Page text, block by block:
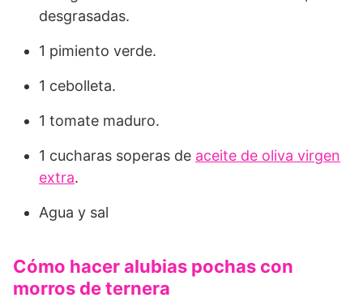
desgrasadas.
1 pimiento verde.
1 cebolleta.
1 tomate maduro.
1 cucharas soperas de aceite de oliva virgen
extra.
Agua y sal
Cómo hacer alubias pochas con
morros de ternera